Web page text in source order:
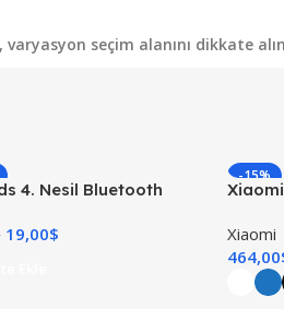
seçim alanını dikkate
4. Nesil Bluetooth
19,00$
-15%
Xiaomi
Xiaomi
464,00